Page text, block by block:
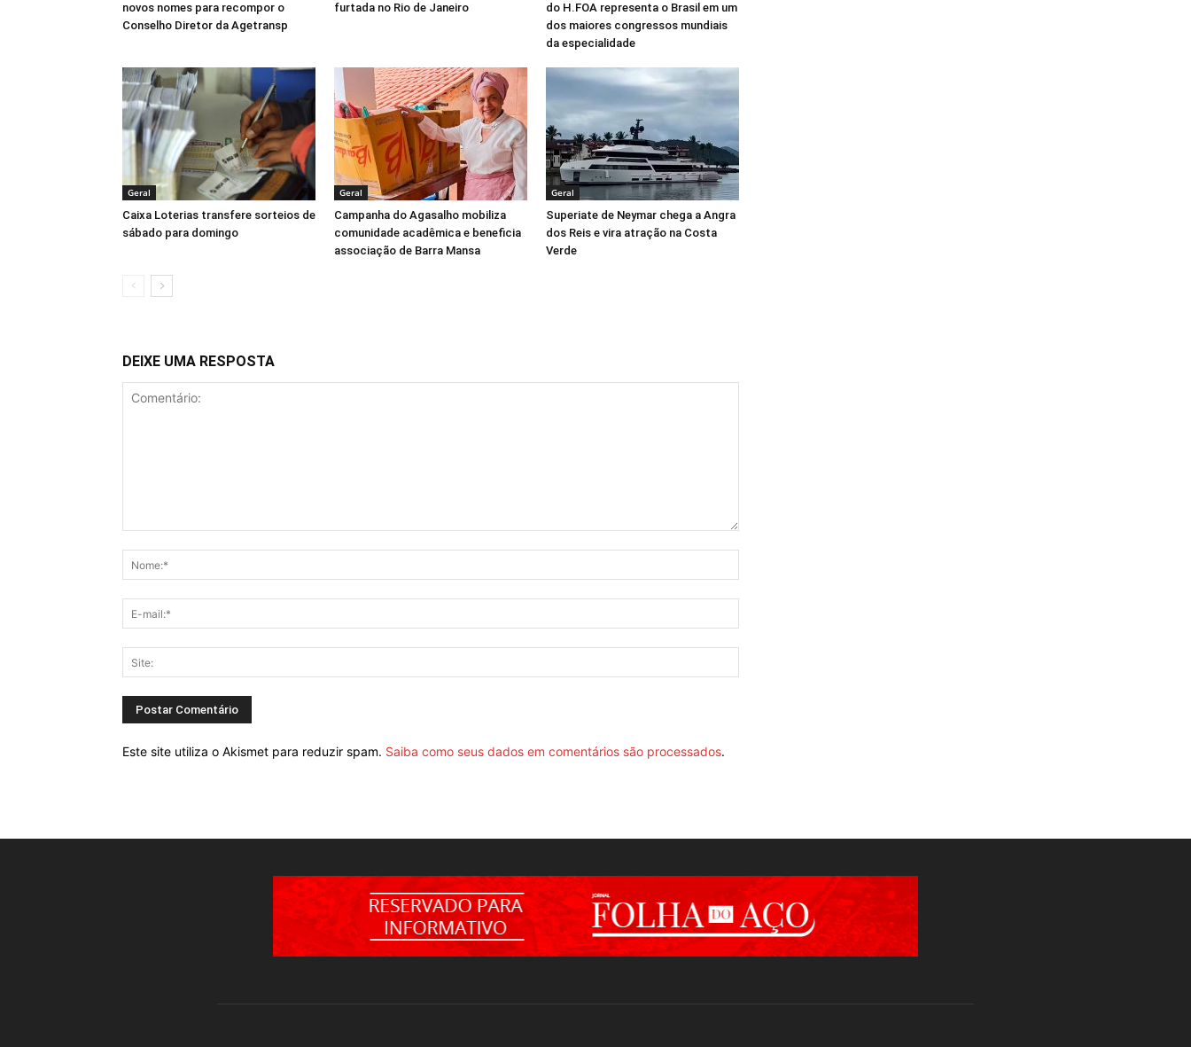
novos nomes para recompor o
Conselho Diretor da Agetransp
furtada no Rio de Janeiro
do H.FOA representa o Brasil em um
dos maiores congressos mundiais
da especialidade
Geral
Caixa Loterias transfere sorteios de
sábado para domingo
Geral
Campanha do Agasalho mobiliza
comunidade acadêmica e beneficia
associação de Barra Mansa
Geral
Superiate de Neymar chega a Angra
dos Reis e vira atração na Costa
Verde
DEIXE UMA RESPOSTA
Este site utiliza o Akismet para reduzir spam. Saiba como seus dados em comentários são processados.